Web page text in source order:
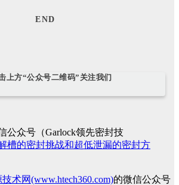
END
上方“公众号二维码”关注我们
公众号（Garlock领先密封技
槽的密封挑战和超低泄漏的密封方
术网(www.htech360.com)的微信公众号